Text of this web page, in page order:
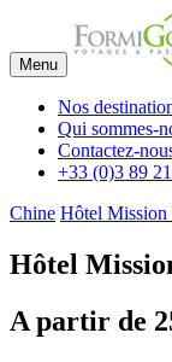
Menu
Nos
Qui sommes-
Contactez-
+33 (0)3 89
Chine Hôtel
Hôtel
A partir de